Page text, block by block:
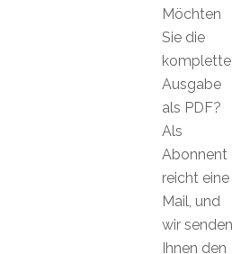
Möchten
Sie die
komplette
Ausgabe
als PDF?
Als
Abonnent
reicht eine
Mail, und
wir senden
Ihnen den